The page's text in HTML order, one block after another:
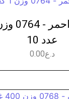
عدد 10
د.ع0.00